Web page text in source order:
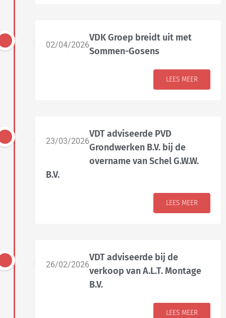
02/04/2026
VDK Groep breidt uit met
Sommen-Gosens
LEES MEER
23/03/2026
VDT adviseerde PVD
Grondwerken B.V. bij de
overname van Schel G.W.W.
B.V.
LEES MEER
26/02/2026
VDT adviseerde bij de
verkoop van A.L.T. Montage
B.V.
LEES MEER